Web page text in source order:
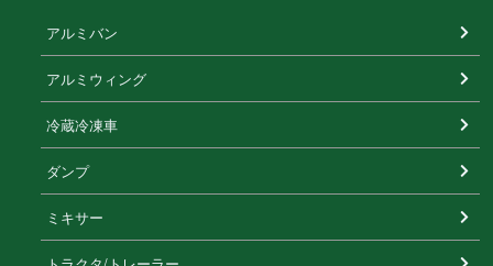
アルミバン
アルミウィング
冷蔵冷凍⾞
ダンプ
ミキサー